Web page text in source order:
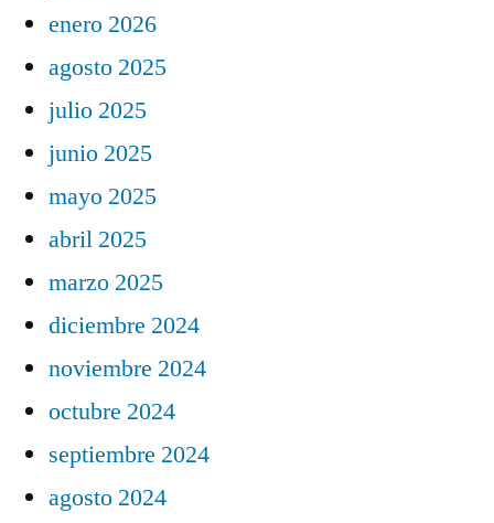
enero 2026
agosto 2025
julio 2025
junio 2025
mayo 2025
abril 2025
marzo 2025
diciembre 2024
noviembre 2024
octubre 2024
septiembre 2024
agosto 2024